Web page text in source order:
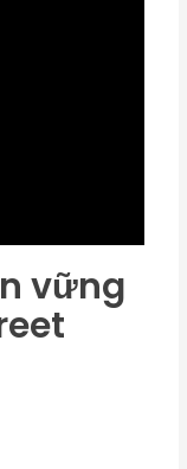
vững